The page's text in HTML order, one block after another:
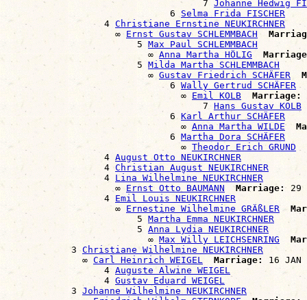
                                    7
Johanne Hedwig
                              6
Selma Frida FISCHER
                  4
Christiane Ernstine NEUKIRCHNER
                    ∞
Ernst Gustav SCHLEMMBACH
                        5
Max Paul SCHLEMMBACH
                          ∞
Anna Martha HÖLIG
                        5
Milda Martha SCHLEMMBACH
                          ∞
Gustav Friedrich SCHÄFER
                              6
Wally Gertrud SCHÄFER
                                ∞
Emil KOLB Marriage:
                                    7
Hans Gustav KOLB
                              6
Karl Arthur SCHÄFER
                                ∞
Anna Martha WILDE
                              6
Martha Dora SCHÄFER
                                ∞
Theodor Erich GRUND
                  4
August Otto NEUKIRCHNER
                  4
Christian August NEUKIRCHNER
                  4
Lina Wilhelmine NEUKIRCHNER
                    ∞
Ernst Otto BAUMANN Marriage: 29
                  4
Emil Louis NEUKIRCHNER
                    ∞
Ernestine Wilhelmine GRÄßLER
                        5
Martha Emma NEUKIRCHNER
                        5
Anna Lydia NEUKIRCHNER
                          ∞
Max Willy LEICHSENRING
            3
Christiane Wilhelmine NEUKIRCHNER
              ∞
Carl Heinrich WEIGEL Marriage:
16
                  4
Auguste Alwine WEIGEL
                  4
Gustav Eduard WEIGEL
            3
Johanne Wilhelmine NEUKIRCHNER